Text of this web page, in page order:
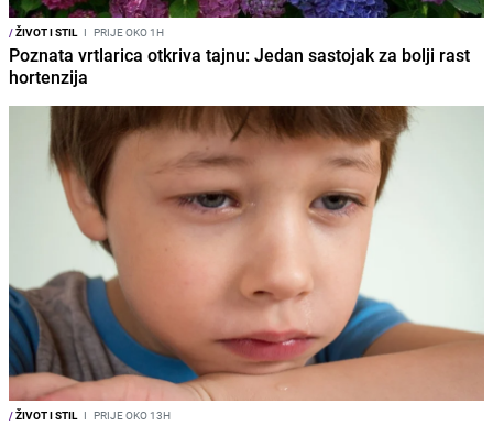
/ŽIVOT I STIL I PRIJE OKO 1H
Poznata vrtlarica otkriva tajnu: Jedan sastojak za bolji rast
hortenzija
/ŽIVOT I STIL I PRIJE OKO 13H